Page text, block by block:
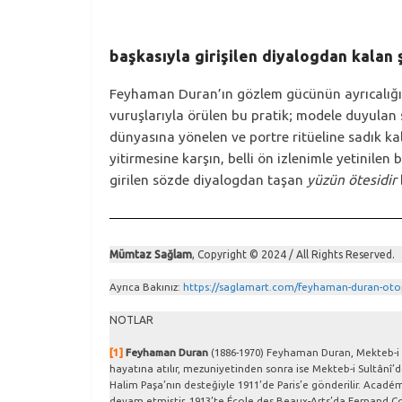
başkasıyla girişilen diyalogdan
Feyhaman Duran’ın gözlem gücünün
vuruşlarıyla örülen bu pratik; modele
dünyasına yönelen ve portre ritüeline sadık
yitirmesine karşın, belli ön izlenimle yetinilen
girilen sözde diyalogdan taşan yüzün ötesidir
Mümtaz Sağlam, Copyright © 2024 / All Rights Reserved.
Ayrıca Bakınız: https://saglamart.com/feyhaman-duran-
NOTLAR
[1] Feyhaman Duran (1886-1970) Feyhaman Duran,
hayatına atılır, mezuniyetinden sonra ise Mekteb-i
Halim Paşa’nın desteğiyle 1911’de Paris’e gönderilir.